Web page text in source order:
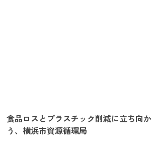
食品ロスとプラスチック削減に立ち向か
う、横浜市資源循環局